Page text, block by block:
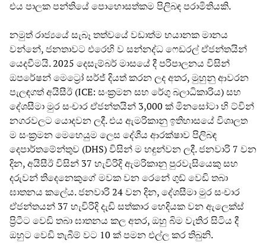
එය පාලක පන්තියේ පොහොසත්කම පිලිබඳ පරාමිතියකි.
නමුත් රාජ්‍යයේ සැබෑ තත්වයේ වඩාත්ම භයානක මානය
වන්නේ, ජනතාවට එරෙහි ව සන්නද්ධ ෆෙඩරල් ඒජන්තයින්
යෙදවීමයි. 2025 දෙසැම්බර් මාසයේ දී පරිපාලනය විසින්
ඔපරේෂන් මෙට්‍රෝ සර්ජ් දියත් කරන ලද අතර, මුහුනු ආවරන
පැලඳගත් අයිසීඊ (ICE: සංක්‍රමන සහ රේගු බලාධිකාරිය) සහ
දේශසීමා මුර සංචාර ඒජන්තයින් 3,000 ක් මිනසෝටා හි ට්වින්
නගරවලට යොදවන ලදී. එය ඇමරිකානු ඉතිහාසයේ විශාලත
ම සංක්‍රමන මෙහෙයුම ලෙස දේශීය ආරක්ෂාව පිලිබඳ
දෙපාර්තමේන්තුව (DHS) විසින් ම හඳුන්වන ලදී. ජනවාරි 7 වන
දින, අයිසීඊ විසින් 37 හැවිරිදි ඇමරිකානු පුරවැසියෙකු සහ
දරුවන් තිදෙනෙකුගේ මවක වන රෙනේ ගුඩ් වෙඩි තබා
ඝාතනය කලේය. ජනවාරි 24 වන දින, දේශසීමා මුර සංචාර
ඒජන්තයන් 37 හැවිරිදි දැඩි සත්කාර හෙදියක වන ඇලෙක්ස්
ප්‍රිටීට වෙඩි තබා ඝාතනය කල අතර, ඔහු බිම වැතිර සිටිය දී
ඔහුට වෙඩි තැබීම් වට 10 ක් පමන එල්ල කර තිබුනි.